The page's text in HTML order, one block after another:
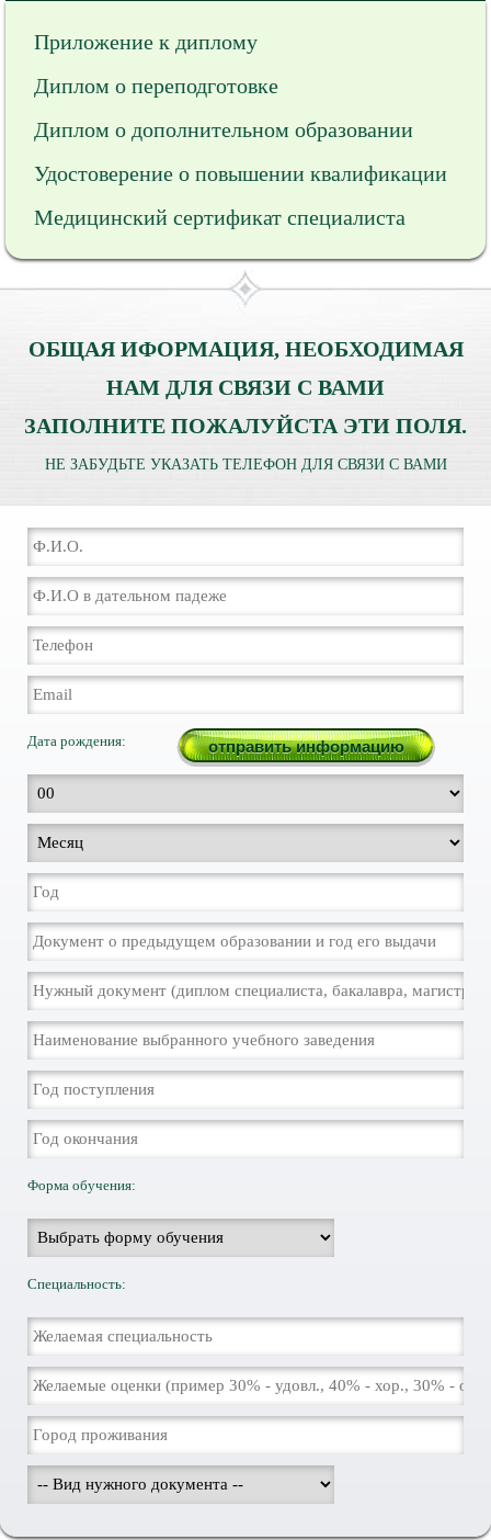
Приложение к диплому
Диплом о переподготовке
Диплом о дополнительном образовании
Удостоверение о повышении квалификации
Медицинский сертификат специалиста
ОБЩАЯ ИФОРМАЦИЯ, НЕОБХОДИМАЯ
НАМ ДЛЯ СВЯЗИ С ВАМИ
ЗАПОЛНИТЕ ПОЖАЛУЙСТА ЭТИ ПОЛЯ.
НЕ ЗАБУДЬТЕ УКАЗАТЬ ТЕЛЕФОН ДЛЯ СВЯЗИ С ВАМИ
Дата рождения:
Форма обучения:
Специальность: